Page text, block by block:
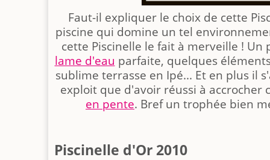
Faut-il expliquer le choix de cette
piscine qui domine un tel
cette Piscinelle le fait à merveille !
lame d'eau parfaite, quelques
sublime terrasse en Ipé... Et en plus il
exploit que d'avoir réussi à accrocher
en pente. Bref un trophée bien
Piscinelle d'Or 2010